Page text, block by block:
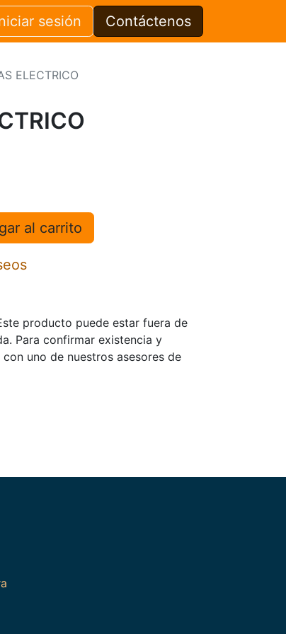
sesión Contáctenos
ELECTRICO
al carrito
producto puede estar fuera de
Para confirmar existencia y
uno de nuestros asesores de